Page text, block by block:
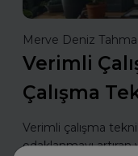
Merve Deniz
Verimli
Çalışma
Verimli çalışma
odaklanmayı